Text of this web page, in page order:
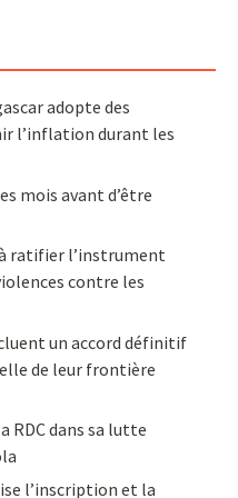
adopte des
l’inflation durant les
mois avant d’être
ratifier l’instrument
contre les
un accord définitif
de leur frontière
RDC dans sa lutte
l’inscription et la